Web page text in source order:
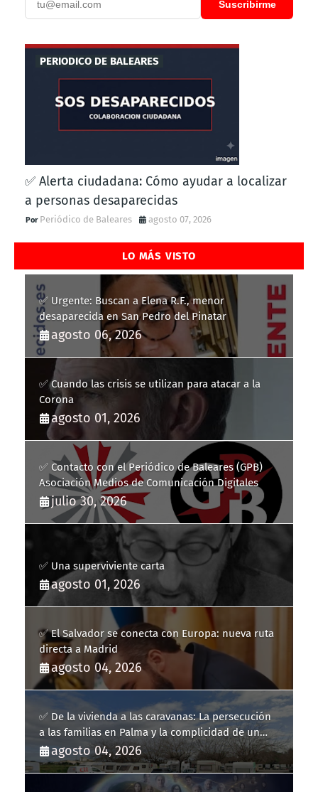
Suscribirme
PERIODICO DE BALEARES
✅ Alerta ciudadana: Cómo ayudar a localizar
a personas desaparecidas
Periódico de Baleares agosto 07, 2026
LO MÁS VISTO
✅ Urgente: Buscan a Elena R.F., menor
desaparecida en San Pedro del Pinatar
agosto 06, 2026
✅ Cuando las crisis se utilizan para atacar a la
Corona
agosto 01, 2026
✅ Contacto con el Periódico de Baleares (GPB)
Asociación Medios de Comunicación Digitales
julio 30, 2026
✅ Una superviviente carta
agosto 01, 2026
✅ El Salvador se conecta con Europa: nueva ruta
directa a Madrid
agosto 04, 2026
✅ De la vivienda a las caravanas: La persecución
a las familias en Palma y la complicidad de un
fracaso heredado
agosto 04, 2026